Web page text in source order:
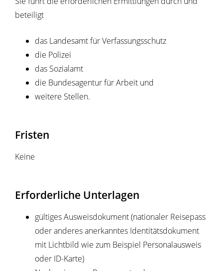
beteiligt
das Landesamt für Verfassungsschutz
die Polizei
das Sozialamt
die Bundesagentur für Arbeit und
weitere Stellen.
Fristen
Keine
Erforderliche Unterlagen
gültiges Ausweisdokument (nationaler Reisepass
oder anderes anerkanntes Identitätsdokument
mit Lichtbild wie zum Beispiel Personalausweis
oder ID-Karte)